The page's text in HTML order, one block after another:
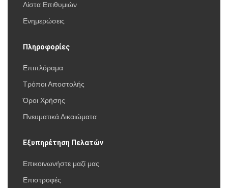
Λίστα Επιθυμιών
Ενημερώσεις
Πληροφορίες
Επιπλόραμα
Τρόποι Αποστολής
Όροι Χρήσης
Πνευματικά Δικαιώματα
Εξυπηρέτηση Πελατών
Επικοινωνήστε μαζί μας
Επιστροφές